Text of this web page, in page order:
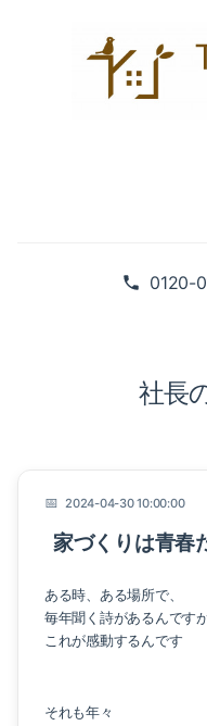
0120-
社長
2024-04-30 10:00:00
家づくりは青春
ある時、ある場所で、
毎年聞く詩があるんです
これが感動するんです
それも年々